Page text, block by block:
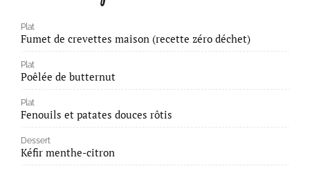
Plat
Fumet de crevettes maison (recette zéro déchet)
Plat
Poêlée de butternut
Plat
Fenouils et patates douces rôtis
Dessert
Kéfir menthe-citron